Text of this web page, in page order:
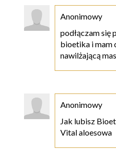
Anonimowy
podłączam się
bioetika i mam
nawilżającą
Anonimowy
Jak lubisz
Vital aloesowa